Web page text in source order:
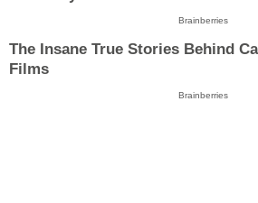
Brainberries
The Insane True Stories Behind
Films
Brainberries